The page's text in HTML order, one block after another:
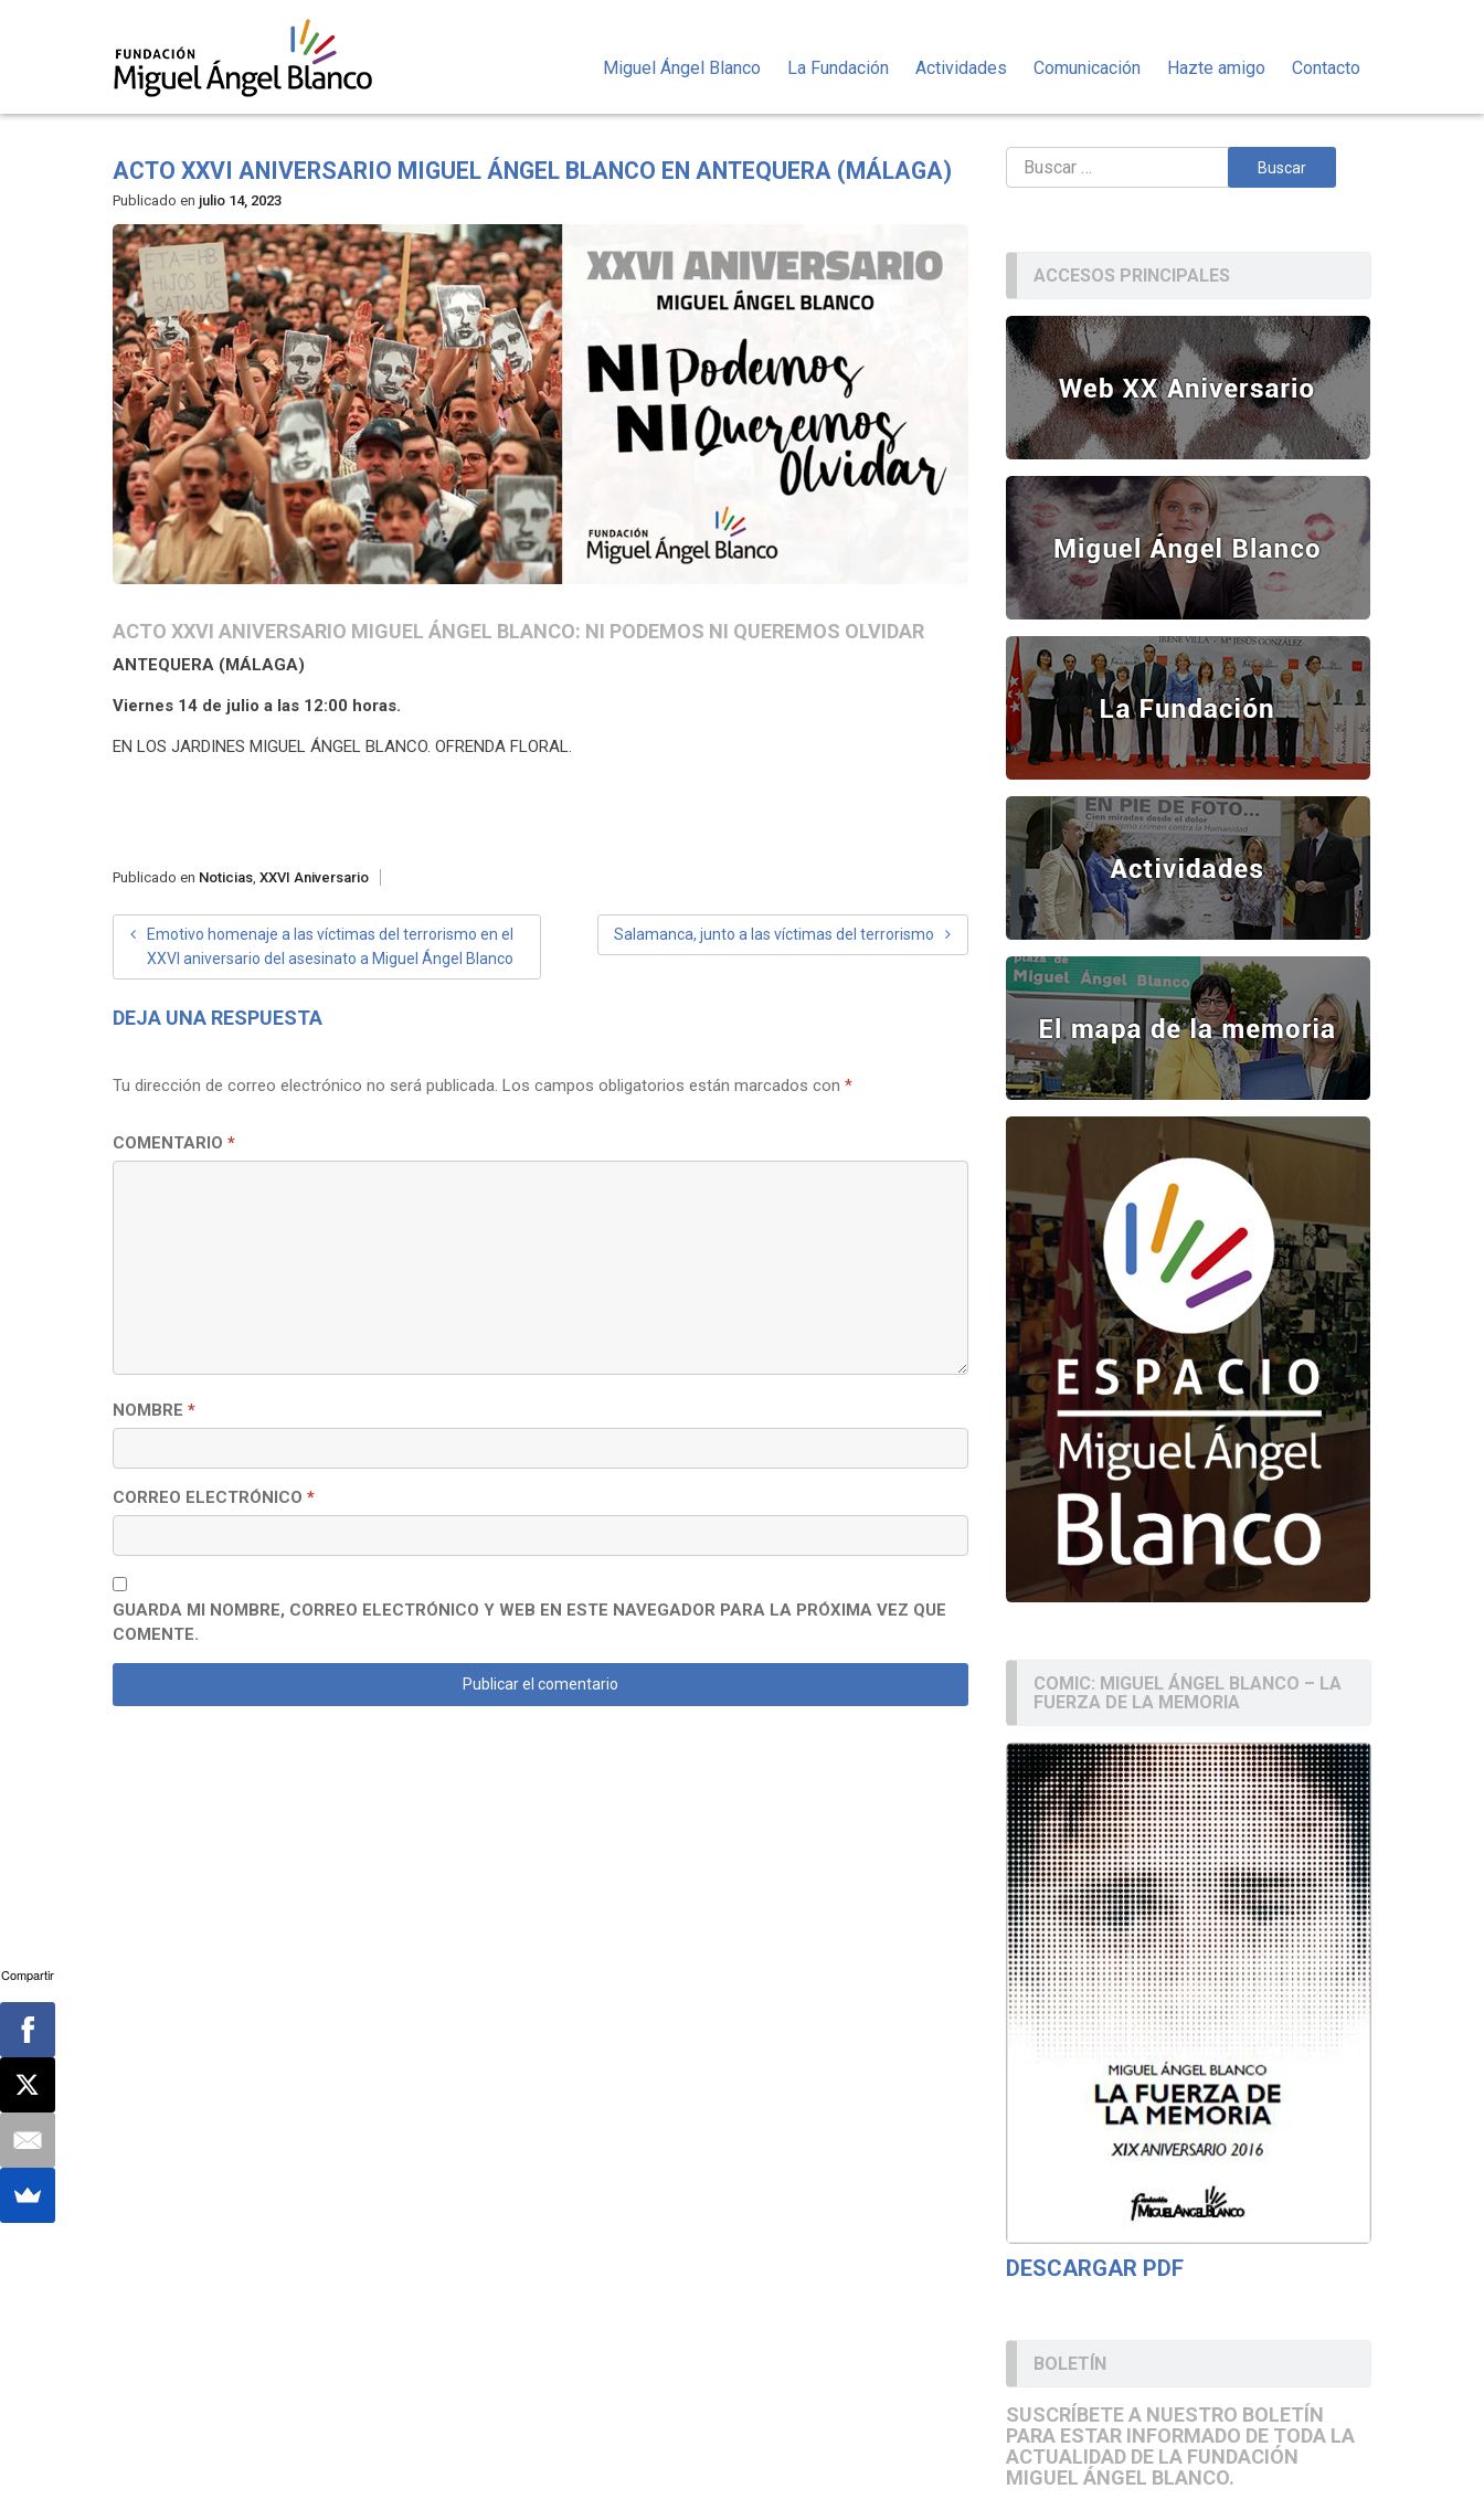
Miguel Ángel Blanco La Fundación Actividades Comunicación Hazte amigo Contacto
ACTO XXVI ANIVERSARIO MIGUEL ÁNGEL BLANCO EN ANTEQUERA (MÁLAGA)
Publicado en julio 14, 2023
ACTO XXVI ANIVERSARIO MIGUEL ÁNGEL BLANCO: NI PODEMOS NI QUEREMOS OLVIDAR
ANTEQUERA (MÁLAGA)
Viernes 14 de julio a las 12:00 horas.
EN LOS JARDINES MIGUEL ÁNGEL BLANCO. OFRENDA FLORAL.
Publicado en Noticias XXVI Aniversario
NAVEGACIÓN
DE
ENTRADAS
Emotivo homenaje a las víctimas del terrorismo en el
XXVI aniversario del asesinato a Miguel Ángel Blanco
Salamanca, junto a las víctimas del terrorismo
DEJA UNA RESPUESTA
Tu dirección de correo electrónico no será publicada. Los campos obligatorios están marcados con *
COMENTARIO *
NOMBRE *
CORREO ELECTRÓNICO *
GUARDA MI NOMBRE, CORREO ELECTRÓNICO Y WEB EN ESTE NAVEGADOR PARA LA PRÓXIMA VEZ QUE
COMENTE.
Buscar:
ACCESOS PRINCIPALES
COMIC: MIGUEL ÁNGEL BLANCO – LA
FUERZA DE LA MEMORIA
DESCARGAR PDF
BOLETÍN
SUSCRÍBETE A NUESTRO BOLETÍN
PARA ESTAR INFORMADO DE TODA LA
ACTUALIDAD DE LA FUNDACIÓN
MIGUEL ÁNGEL BLANCO.
Compartir